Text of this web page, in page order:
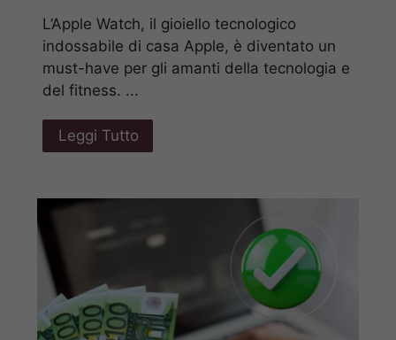
L’Apple Watch, il gioiello tecnologico
indossabile di casa Apple, è diventato un
must-have per gli amanti della tecnologia e
del fitness. ...
Leggi Tutto